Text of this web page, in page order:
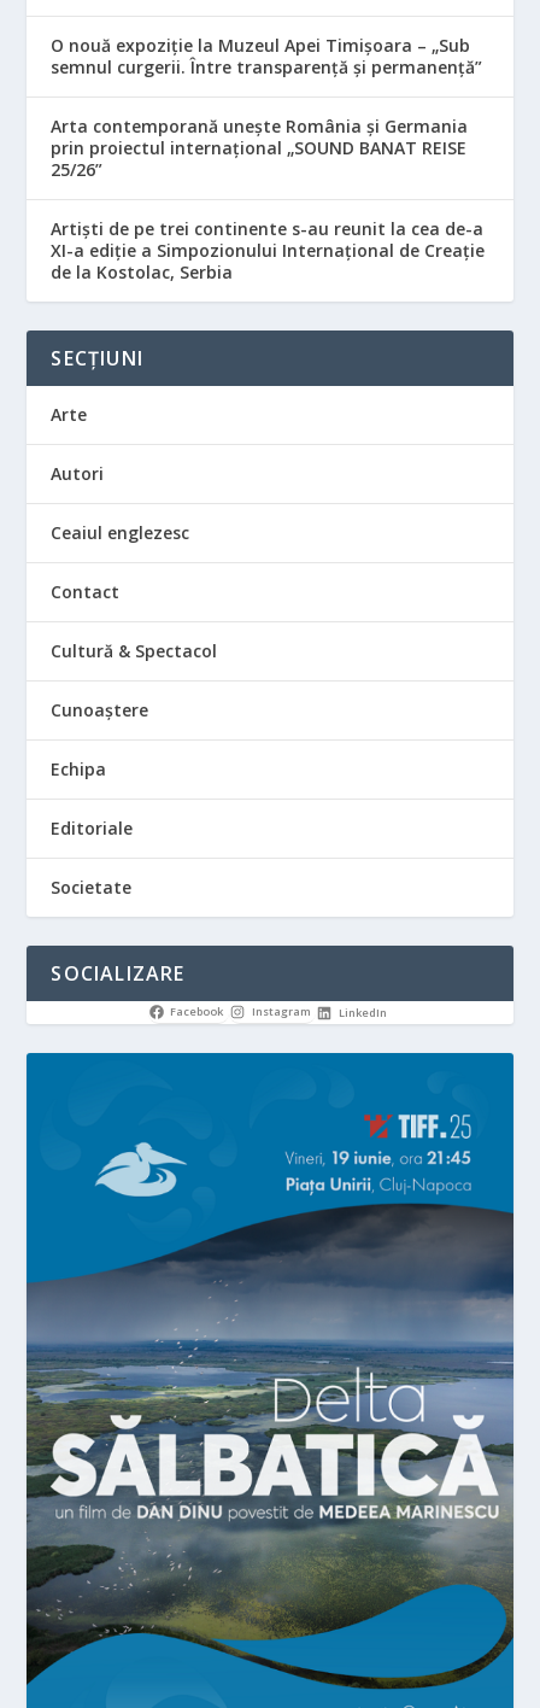
O nouă expoziție la Muzeul Apei Timișoara – „Sub
semnul curgerii. Între transparență și permanență”
Arta contemporană unește România și Germania
prin proiectul internațional „SOUND BANAT REISE
25/26”
Artiști de pe trei continente s-au reunit la cea de-a
XI-a ediție a Simpozionului Internațional de Creație
de la Kostolac, Serbia
SECȚIUNI
Arte
Autori
Ceaiul englezesc
Contact
Cultură & Spectacol
Cunoaștere
Echipa
Editoriale
Societate
SOCIALIZARE
Facebook Instagram LinkedIn